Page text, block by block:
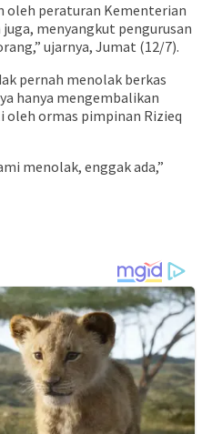
oleh peraturan Kementerian
menyangkut pengurusan
ujarnya, Jumat (12/7).
pernah menolak berkas
hanya mengembalikan
oleh ormas pimpinan Rizieq
menolak, enggak ada,”